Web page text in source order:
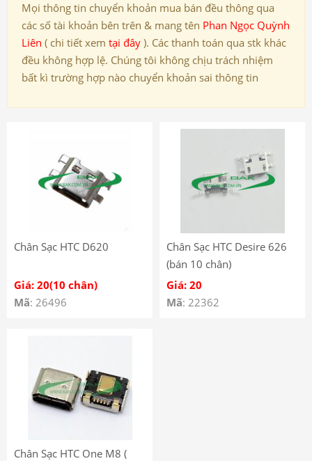
Mọi thông tin chuyển khoản mua bán đều thông qua
các số tài khoản bên trên & mang tên Phan Ngọc Quỳnh
Liên ( chi tiết xem tại đây ). Các thanh toán qua stk khác
đều không hợp lệ. Chúng tôi không chịu trách nhiệm
bất kì trường hợp nào chuyển khoản sai thông tin
Chân Sạc HTC D620
Giá: 20(10 chân)
Mã: 26496
Chân Sạc HTC Desire 626
(bán 10 chân)
Giá: 20
Mã: 22362
Chân Sạc HTC One M8 (